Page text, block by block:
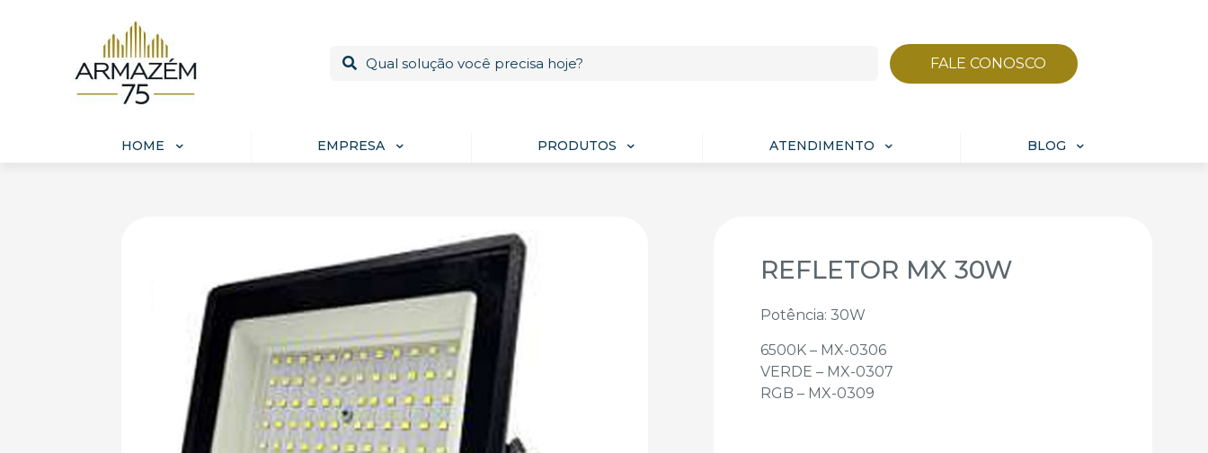
FALE CONOSCO
HOME EMPRESA PRODUTOS ATENDIMENTO BLOG
REFLETOR MX 30W
Potência: 30W
6500K – MX-0306
VERDE – MX-0307
RGB – MX-0309